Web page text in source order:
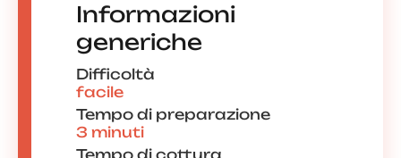
Informazioni
generiche
Difficoltà
facile
Tempo di preparazione
3 minuti
Tempo di cottura